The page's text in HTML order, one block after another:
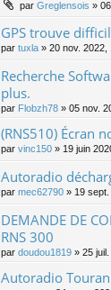
par Greglensois »
GPS trouve
par tuxla » 20 nov. 2022,
Recherche
plus.
par Flobzh78 » 05 nov.
(RNS510) Écran
par vinc150 » 19 juin
Autoradio
par mec62790 » 19
DEMANDE DE
RNS 300
par doudou1819 » 25
Autoradio